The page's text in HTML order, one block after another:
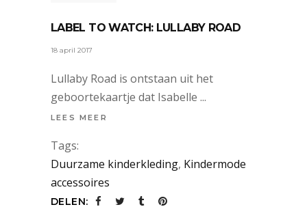
LABEL TO WATCH: LULLABY ROAD
18 april 2017
Lullaby Road is ontstaan uit het
geboortekaartje dat Isabelle
LEES MEER
Tags:
Duurzame kinderkleding, Kindermode
accessoires
DELEN: